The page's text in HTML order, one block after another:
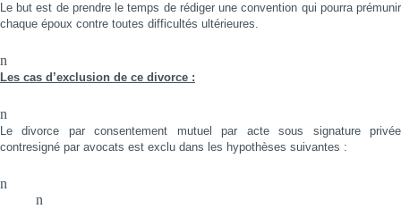
Le but est de prendre le temps de rédiger une convention qui pourra prémunir
chaque époux contre toutes difficultés ultérieures.
n
Les cas d’exclusion de ce divorce :
n
Le divorce par consentement mutuel par acte sous signature privée
contresigné par avocats est exclu dans les hypothèses suivantes :
n
n